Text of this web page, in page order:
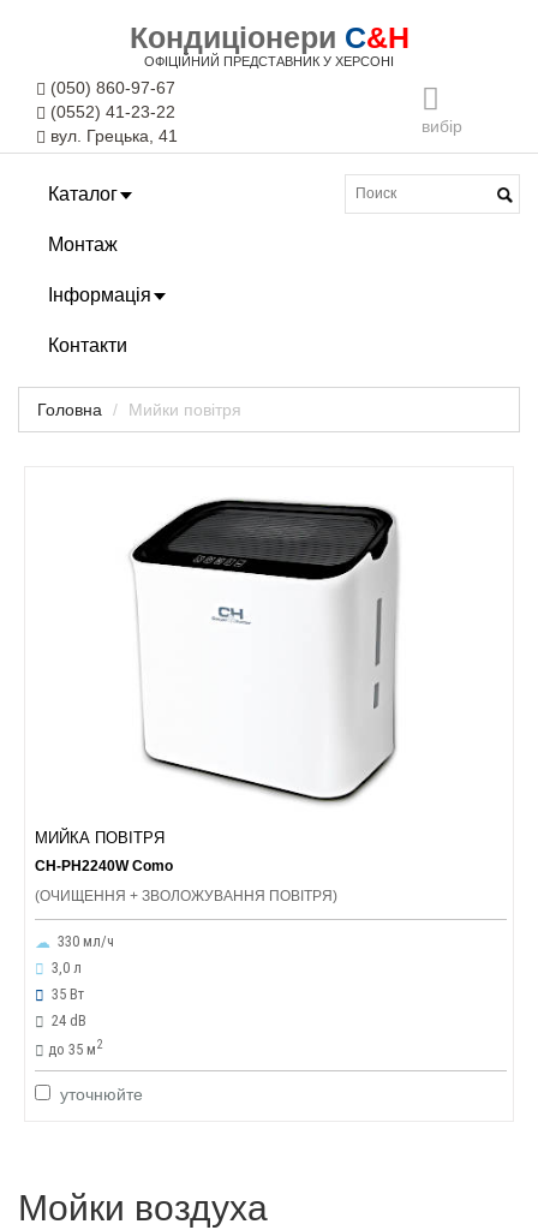
Кондиціонери C&H
ОФІЦІЙНИЙ ПРЕДСТАВНИК У ХЕРСОНІ
вибір
(050) 860-97-67
(0552) 41-23-22
вул. Грецька, 41
Каталог
Монтаж
Інформація
Контакти
Головна Мийки повітря
МИЙКА ПОВІТРЯ
CH-PH2240W Como
(ОЧИЩЕННЯ + ЗВОЛОЖУВАННЯ ПОВІТРЯ)
330 мл/ч
3,0 л
35 Вт
24 dB
до 35 м2
уточнюйте
Мойки воздуха